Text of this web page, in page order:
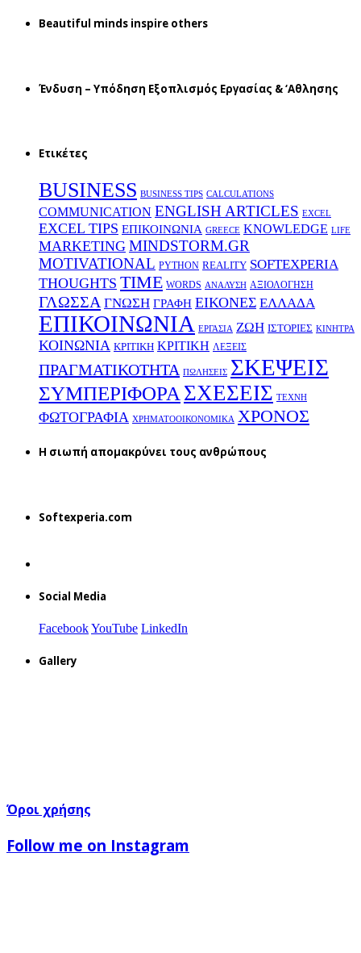
Beautiful minds inspire others
Ένδυση – Υπόδηση Εξοπλισμός Εργασίας & ‘Aθλησης
Ετικέτες
BUSINESS BUSINESS TIPS CALCULATIONS
COMMUNICATION ENGLISH ARTICLES EXCEL
EXCEL TIPS EΠΙΚΟΙΝΩΝΙΑ GREECE KNOWLEDGE LIFE
MARKETING MINDSTORM.GR
MOTIVATIONAL PYTHON REALITY SOFTEXPERIA
THOUGHTS TIME WORDS ΑΝΑΛΥΣΗ ΑΞΙΟΛΟΓΗΣΗ
ΓΛΩΣΣΑ ΓΝΩΣΗ ΓΡΑΦΗ ΕΙΚΟΝΕΣ ΕΛΛΑΔΑ
ΕΠΙΚΟΙΝΩΝΙΑ ΕΡΓΑΣΙΑ ΖΩΗ ΙΣΤΟΡΙΕΣ ΚΙΝΗΤΡΑ
ΚΟΙΝΩΝΙΑ ΚΡΙΤΙΚΗ ΚΡΙΤΙΚΗ ΛΕΞΕΙΣ
ΠΡΑΓΜΑΤΙΚΟΤΗΤΑ ΠΩΛΗΣΕΙΣ ΣΚΕΨΕΙΣ
ΣΥΜΠΕΡΙΦΟΡΑΣΧΕΣΕΙΣ ΤΕΧΝΗ
ΦΩΤΟΓΡΑΦΙΑ ΧΡΗΜΑΤΟΟΙΚΟΝΟΜΙΚΑ ΧΡΟΝΟΣ
H σιωπή απομακρύνει τους ανθρώπους
Softexperia.com
Social Media
FacebookYouTube LinkedIn
Gallery
Όροι χρήσης
Follow me on Instagram